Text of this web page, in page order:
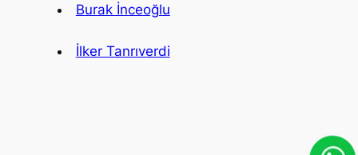
Burak İnceoğlu
İlker Tanrıverdi